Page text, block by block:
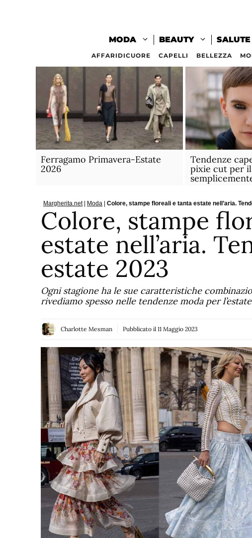
MODA BEAUTY SALUTE
AFFARIDICUORE CAPELLI BELLEZZA
Ferragamo Primavera-Estate
2026
Tendenze
pixie cut per
Margherita.net| Moda | Colore, stampe floreali e tanta estate nell’aria.
Colore, stampe
estate nell’aria.
estate 2023
Ogni stagione ha le sue caratteristiche
rivediamo spesso nelle tendenze moda per
Charlotte Mesman Pubblicato il 11 Maggio 2023